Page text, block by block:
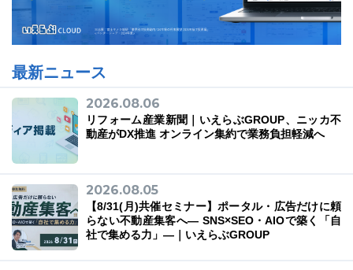
最新ニュース
2026.08.06
リフォーム産業新聞｜いえらぶGROUP、ニッカ不
動産がDX推進 オンライン集約で業務負担軽減へ
2026.08.05
【8/31(月)共催セミナー】ポータル・広告だけに頼
らない不動産集客へ― SNS×SEO・AIOで築く「自
社で集める力」―｜いえらぶGROUP